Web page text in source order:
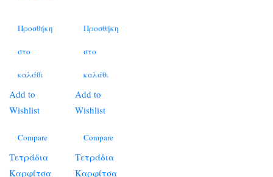
Προσθήκη
στο
καλάθι
Add to
Wishlist
Compare
Τετράδια
Καρφίτσα
Προσθήκη
στο
καλάθι
Add to
Wishlist
Compare
Τετράδια
Καρφίτσα